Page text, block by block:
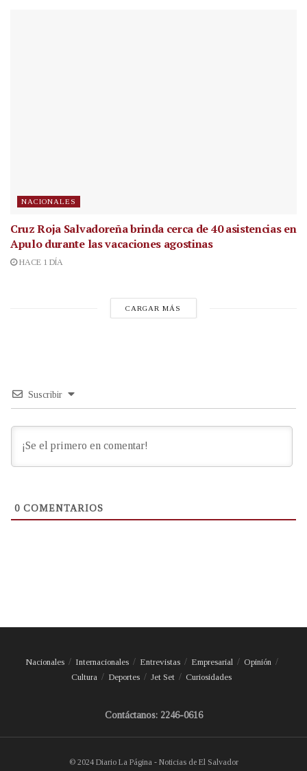
NACIONALES
Cruz Roja Salvadoreña brinda cerca de 40 asistencias en
Apulo durante las vacaciones agostinas
HACE 1 DÍA
CARGAR MÁS
Suscribir
0 COMENTARIOS
Nacionales Internacionales Entrevistas Empresarial
Opinión
Cultura
Deportes Jet Set Curiosidades
Contáctanos: 2246-0616
© 2024 Diario La Página - Noticias de El Salvador